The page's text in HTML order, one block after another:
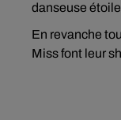
danseuse
En revanche
Miss font leur